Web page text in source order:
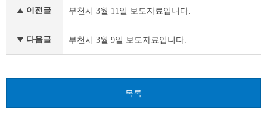
자
글
이전글 부천시 3월 11일 보도자료입니다.
다음글 부천시 3월 9일 보도자료입니다.
목록